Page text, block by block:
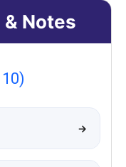
Notes
10)
→